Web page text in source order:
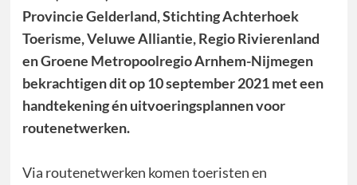
Provincie Gelderland, Stichting Achterhoek
Toerisme, Veluwe Alliantie, Regio Rivierenland
en Groene Metropoolregio Arnhem-Nijmegen
bekrachtigen dit op 10 september 2021 met een
handtekening én uitvoeringsplannen voor
routenetwerken.
Via routenetwerken komen toeristen en